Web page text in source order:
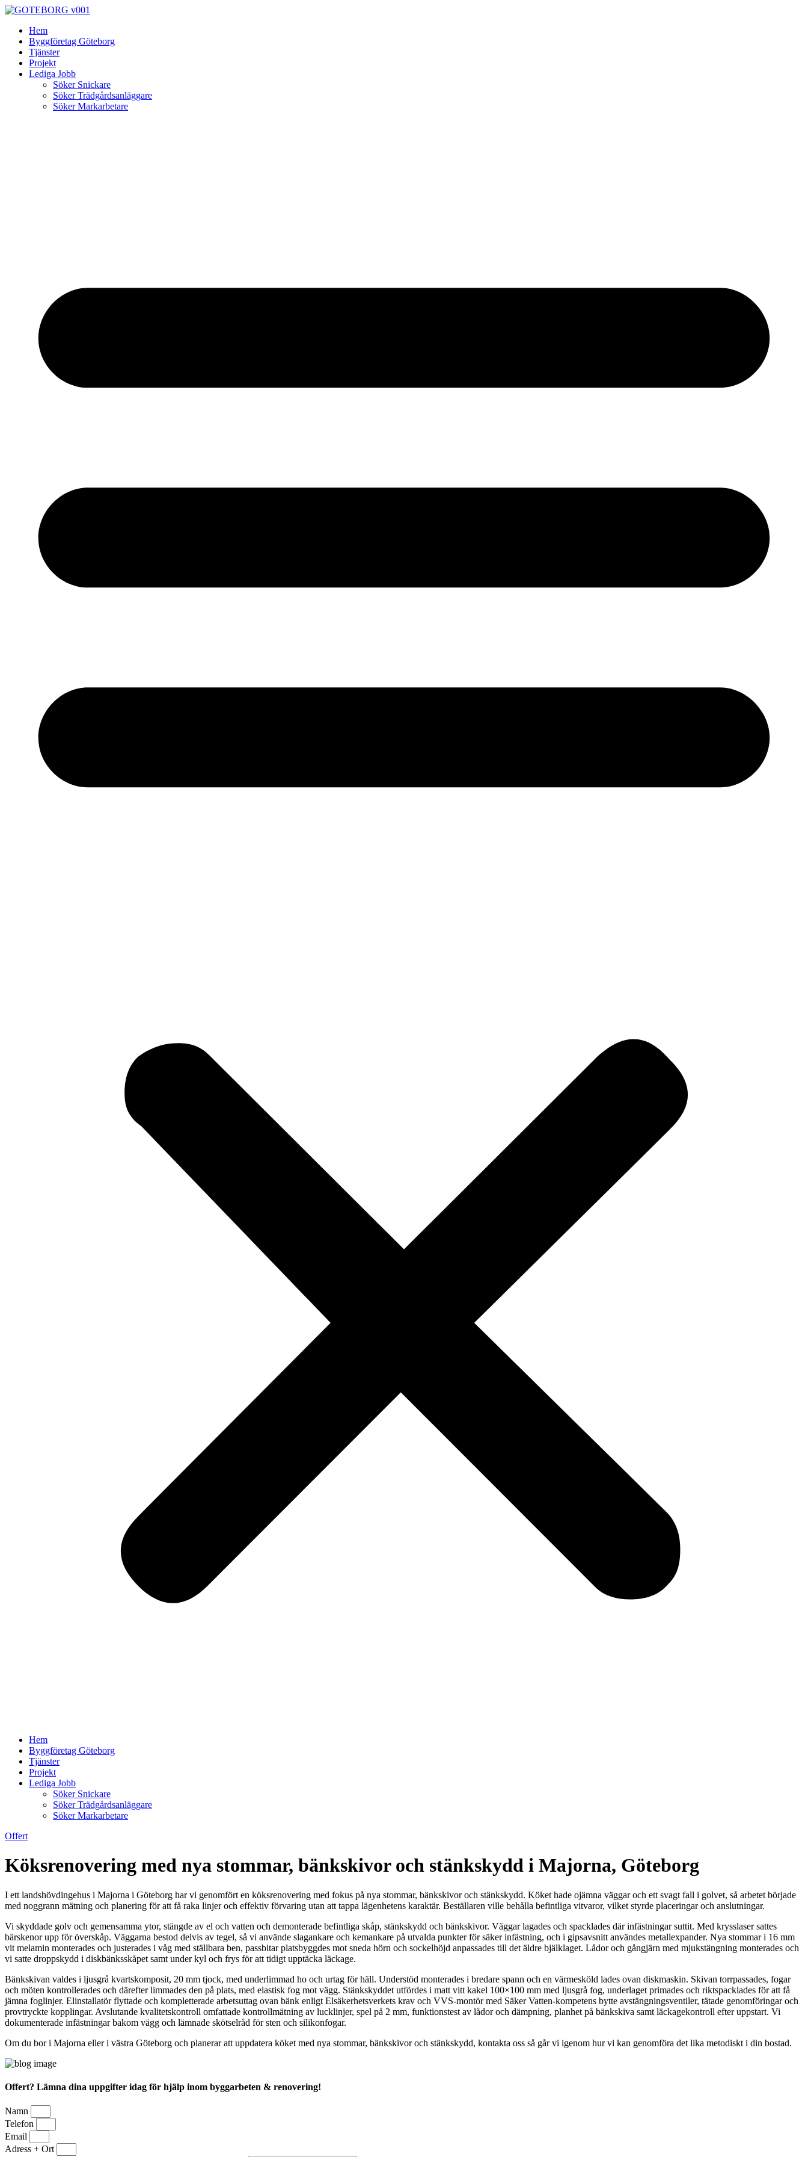
Skip
contentHem
Byggföretag Göteborg
Tjänster
Projekt
Lediga Jobb
Söker Snickare
Söker Trädgårdsanläggare
Söker Markarbetare
Hem
Byggföretag Göteborg
Tjänster
Projekt
Lediga Jobb
Söker Snickare
Söker Trädgårdsanläggare
Söker Markarbetare
Offert
Köksrenovering med nya stommar, bänkskivor och stänkskydd i Majorna, Göteborg
I ett landshövdingehus i Majorna i Göteborg har vi genomfört en köksrenovering med fokus på nya stommar, bänkskivor och stänkskydd. Köket hade ojämna väggar och ett svagt fall i golvet, så arbetet började
med noggrann mätning och planering för att få raka linjer och effektiv förvaring utan att tappa lägenhetens karaktär. Beställaren ville behålla befintliga vitvaror, vilket styrde placeringar och anslutningar.
Vi skyddade golv och gemensamma ytor, stängde av el och vatten och demonterade befintliga skåp, stänkskydd och bänkskivor. Väggar lagades och spacklades där infästningar suttit. Med krysslaser sattes
bärskenor upp för överskåp. Väggarna bestod delvis av tegel, så vi använde slagankare och kemankare på utvalda punkter för säker infästning, och i gipsavsnitt användes metallexpander. Nya stommar i 16 mm
vit melamin monterades och justerades i våg med ställbara ben, passbitar platsbyggdes mot sneda hörn och sockelhöjd anpassades till det äldre bjälklaget. Lådor och gångjärn med mjukstängning monterades och
vi satte droppskydd i diskbänksskåpet samt under kyl och frys för att tidigt upptäcka läckage.
Bänkskivan valdes i ljusgrå kvartskomposit, 20 mm tjock, med underlimmad ho och urtag för häll. Understöd monterades i bredare spann och en värmesköld lades ovan diskmaskin. Skivan torrpassades, fogar
och möten kontrollerades och därefter limmades den på plats, med elastisk fog mot vägg. Stänkskyddet utfördes i matt vitt kakel 100×100 mm med ljusgrå fog, underlaget primades och riktspacklades för att få
jämna foglinjer. Elinstallatör flyttade och kompletterade arbetsuttag ovan bänk enligt Elsäkerhetsverkets krav och VVS-montör med Säker Vatten-kompetens bytte avstängningsventiler, tätade genomföringar och
provtryckte kopplingar. Avslutande kvalitetskontroll omfattade kontrollmätning av lucklinjer, spel på 2 mm, funktionstest av lådor och dämpning, planhet på bänkskiva samt läckagekontroll efter uppstart. Vi
dokumenterade infästningar bakom vägg och lämnade skötselråd för sten och silikonfogar.
Om du bor i Majorna eller i västra Göteborg och planerar att uppdatera köket med nya stommar, bänkskivor och stänkskydd, kontakta oss så går vi igenom hur vi kan genomföra det lika metodiskt i din bostad.
Offert? Lämna dina uppgifter idag för hjälp inom byggarbeten & renovering!
Namn
Telefon
Email
Adress + Ort